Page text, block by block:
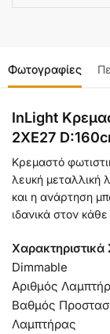
Φωτογραφίες
InLight
2XE27
Κρεμαστό
λευκή μεταλλική
και η ανάρτηση
ιδανικά στον
Dimmable
Αριθμός
Βαθμός
Λαμπτήρας